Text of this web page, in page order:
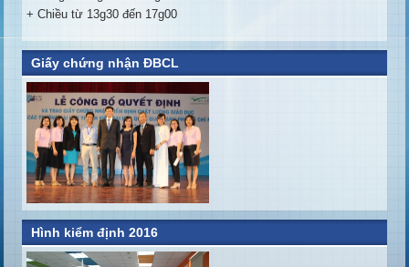
+ Chiều từ 13g30 đến 17g00
Giấy chứng nhận ĐBCL
Hình kiểm định 2016